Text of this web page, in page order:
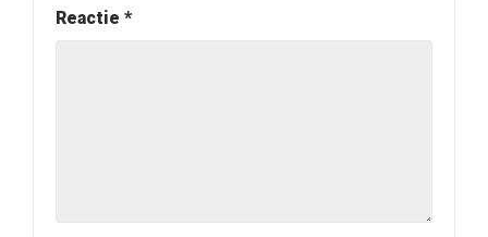
Reactie *